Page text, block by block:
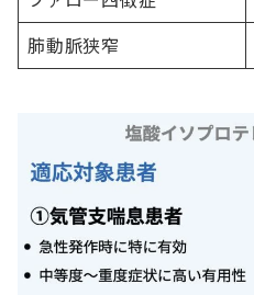
肺動脈狭窄